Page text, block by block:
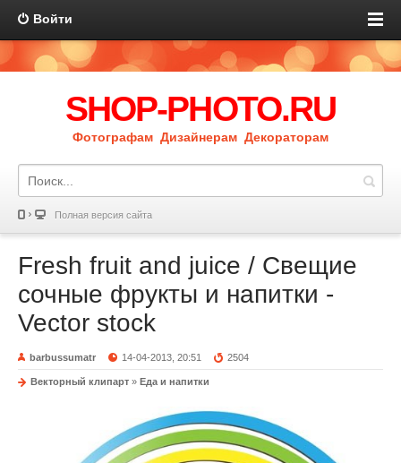
Войти
SHOP-PHOTO.RU
Фотографам Дизайнерам Декораторам
Полная версия сайта
Fresh fruit and juice / Свещие
сочные фрукты и напитки -
Vector stock
barbussumatr 14-04-2013, 20:51 2504
Векторный клипарт » Еда и напитки